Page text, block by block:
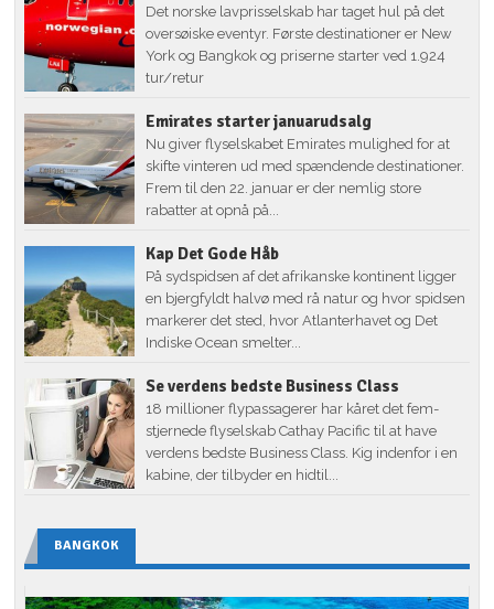
Det norske lavprisselskab har taget hul på det
oversøiske eventyr. Første destinationer er New
York og Bangkok og priserne starter ved 1.924
tur/retur
Emirates starter januarudsalg
Nu giver flyselskabet Emirates mulighed for at
skifte vinteren ud med spændende destinationer.
Frem til den 22. januar er der nemlig store
rabatter at opnå på...
Kap Det Gode Håb
På sydspidsen af det afrikanske kontinent ligger
en bjergfyldt halvø med rå natur og hvor spidsen
markerer det sted, hvor Atlanterhavet og Det
Indiske Ocean smelter...
Se verdens bedste Business Class
18 millioner flypassagerer har kåret det fem-
stjernede flyselskab Cathay Pacific til at have
verdens bedste Business Class. Kig indenfor i en
kabine, der tilbyder en hidtil...
BANGKOK